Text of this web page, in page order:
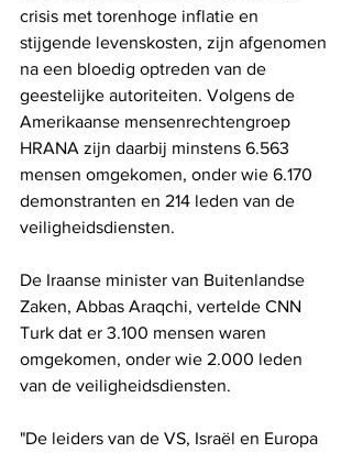
crisis met torenhoge inflatie en
stijgende levenskosten, zijn afgenomen
na een bloedig optreden van de
geestelijke autoriteiten. Volgens de
Amerikaanse mensenrechtengroep
HRANA zijn daarbij minstens 6.563
mensen omgekomen, onder wie 6.170
demonstranten en 214 leden van de
veiligheidsdiensten.
De Iraanse minister van Buitenlandse
Zaken, Abbas Araqchi, vertelde CNN
Turk dat er 3.100 mensen waren
omgekomen, onder wie 2.000 leden
van de veiligheidsdiensten.
"De leiders van de VS, Israël en Europa